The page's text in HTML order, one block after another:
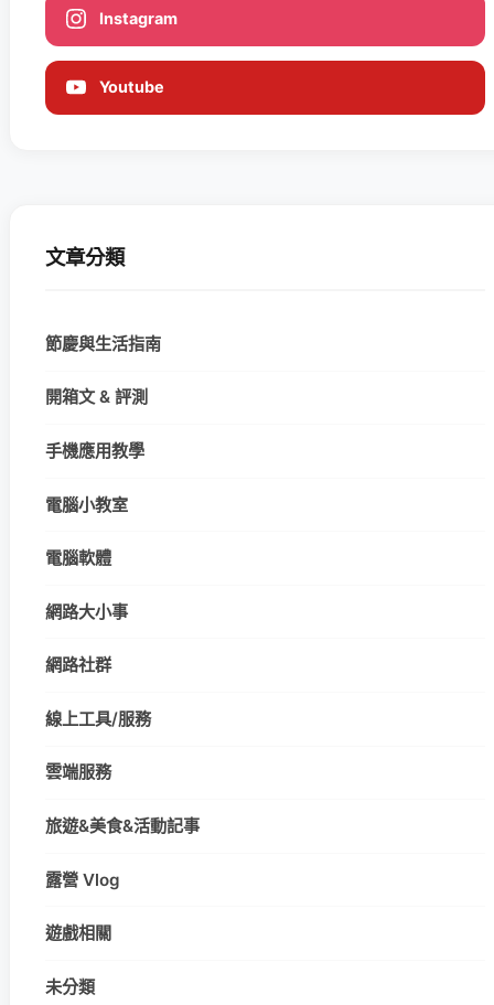
Instagram
Youtube
文章分類
節慶與生活指南
開箱文 & 評測
手機應用教學
電腦小教室
電腦軟體
網路大小事
網路社群
線上工具/服務
雲端服務
旅遊&美食&活動記事
露營 Vlog
遊戲相關
未分類